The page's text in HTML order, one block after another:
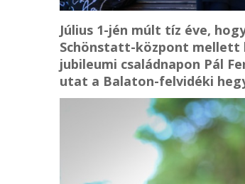
Július 1-jén múlt tíz éve,
Schönstatt-központ
jubileumi családnapon Pál
utat a Balaton-felvidéki